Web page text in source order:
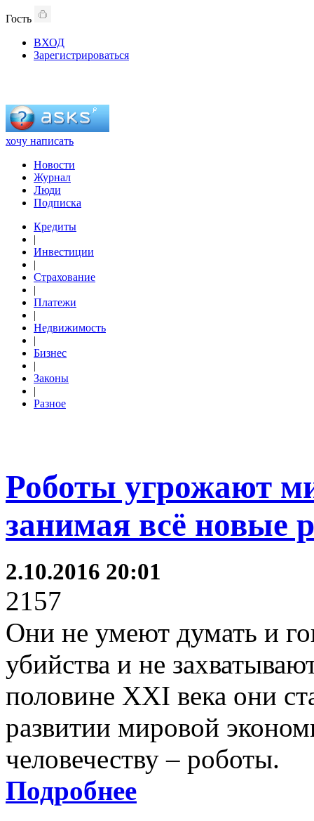
Гость
ВХОД
Зарегистрироваться
хочу написать
Новости
Журнал
Люди
Подписка
Кредиты
|
Инвестиции
|
Страхование
|
Платежи
|
Недвижимость
|
Бизнес
|
Законы
|
Разное
Роботы угрожают
занимая всё новые
2.10.2016 20:01
2157
Они не умеют думать и
убийства и не
половине XXI века они
развитии мировой
человечеству – роботы.
Подробнее